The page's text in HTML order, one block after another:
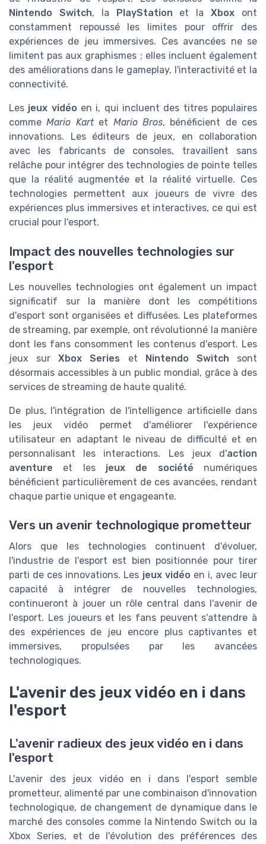
Nintendo Switch, la PlayStation et laXbox ont
constamment repoussé les limites pour offrir des
expériences de jeu immersives. Ces avancées ne se
limitent pas aux graphismes ; elles incluent également
des améliorations dans le gameplay, l'interactivité et la
connectivité.
Les jeux vidéo en i, qui incluent des titres populaires
commeMario Kartet Mario Bros, bénéficient de ces
innovations. Les éditeurs de jeux, en collaboration
avec les fabricants de consoles, travaillent sans
relâche pour intégrer des technologies de pointe telles
que la réalité augmentée et la réalité virtuelle. Ces
technologies permettent aux joueurs de vivre des
expériences plus immersives et interactives, ce qui est
crucial pour l'esport.
Impact des nouvelles technologies sur
l'esport
Les nouvelles technologies ont également un impact
significatif sur la manière dont les compétitions
d'esport sont organisées et diffusées. Les plateformes
de streaming, par exemple, ont révolutionné la manière
dont les fans consomment les contenus d'esport. Les
jeux surXbox Series et Nintendo Switch sont
désormais accessibles à un public mondial, grâce à des
services de streaming de haute qualité.
De plus, l'intégration de l'intelligence artificielle dans
les jeux vidéo permet d'améliorer l'expérience
utilisateur en adaptant le niveau de difficulté et en
personnalisant les interactions. Les jeux d'action
aventure et les jeux de société numériques
bénéficient particulièrement de ces avancées, rendant
chaque partie unique et engageante.
Vers un avenir technologique prometteur
Alors que les technologies continuent d'évoluer,
l'industrie de l'esport est bien positionnée pour tirer
parti de ces innovations. Les jeux vidéo en i, avec leur
capacité à intégrer de nouvelles technologies,
continueront à jouer un rôle central dans l'avenir de
l'esport. Les joueurs et les fans peuvent s'attendre à
des expériences de jeu encore plus captivantes et
immersives, propulsées par les avancées
technologiques.
L'avenir des jeux vidéo en i dans
l'esport
L'avenir radieux des jeux vidéo en i dans
l'esport
L'avenir des jeux vidéo en i dans l'esport semble
prometteur, alimenté par une combinaison d'innovation
technologique, de changement de dynamique dans le
marché des consoles comme la Nintendo Switch ou la
Xbox Series, et de l'évolution des préférences des